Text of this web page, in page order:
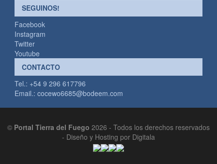
SEGUINOS!
Facebook
Instagram
Twitter
Youtube
CONTACTO
Tel.: +54 9 296 617796
Email.: cocewo6685@bodeem.com
© Portal Tierra del Fuego 2026 - Todos los derechos reservados
- Diseño y Hosting por Digitala